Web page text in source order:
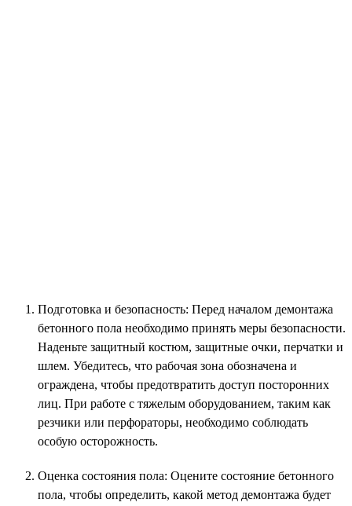
Подготовка и безопасность: Перед началом демонтажа
бетонного пола необходимо принять меры безопасности.
Наденьте защитный костюм, защитные очки, перчатки и
шлем. Убедитесь, что рабочая зона обозначена и
ограждена, чтобы предотвратить доступ посторонних
лиц. При работе с тяжелым оборудованием, таким как
резчики или перфораторы, необходимо соблюдать
особую осторожность.
Оценка состояния пола: Оцените состояние бетонного
пола, чтобы определить, какой метод демонтажа будет